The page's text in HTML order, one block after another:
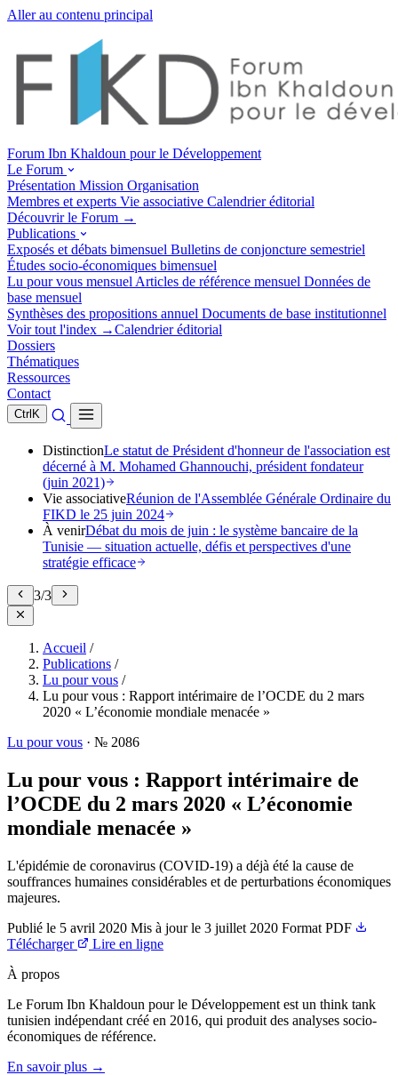
Aller au contenu principal
Forum Ibn Khaldoun pour le Développement
Le Forum
Présentation Mission Organisation
Membres et experts Vie associative Calendrier éditorial
Découvrir le Forum →
Publications
Exposés et débats bimensuel Bulletins de conjoncture semestriel
Études socio-économiques bimensuel
Lu pour vous mensuel Articles de référence mensuel Données de
base mensuel
Synthèses des propositions annuel Documents de base institutionnel
Voir tout l'index →Calendrier éditorial
Dossiers
Thématiques
Ressources
Contact
Ctrl K
DistinctionLe statut de Président d'honneur de l'association est
décerné à M. Mohamed Ghannouchi, président fondateur
(juin 2021)
Vie associativeRéunion de l'Assemblée Générale Ordinaire du
FIKD le 25 juin 2024
À venirDébat du mois de juin : le système bancaire de la
Tunisie — situation actuelle, défis et perspectives d'une
stratégie efficace
3/3
Accueil /
Publications /
Lu pour vous /
Lu pour vous : Rapport intérimaire de l’OCDE du 2 mars
2020 « L’économie mondiale menacée »
Lu pour vous · № 2086
Lu pour vous : Rapport intérimaire de
l’OCDE du 2 mars 2020 « L’économie
mondiale menacée »
L'épidémie de coronavirus (COVID-19) a déjà été la cause de
souffrances humaines considérables et de perturbations économiques
majeures.
Publié le 5 avril 2020 Mis à jour le 3 juillet 2020 Format PDF
Télécharger
Lire en ligne
À propos
Le Forum Ibn Khaldoun pour le Développement est un think tank
tunisien indépendant créé en 2016, qui produit des analyses socio-
économiques de référence.
En savoir plus →